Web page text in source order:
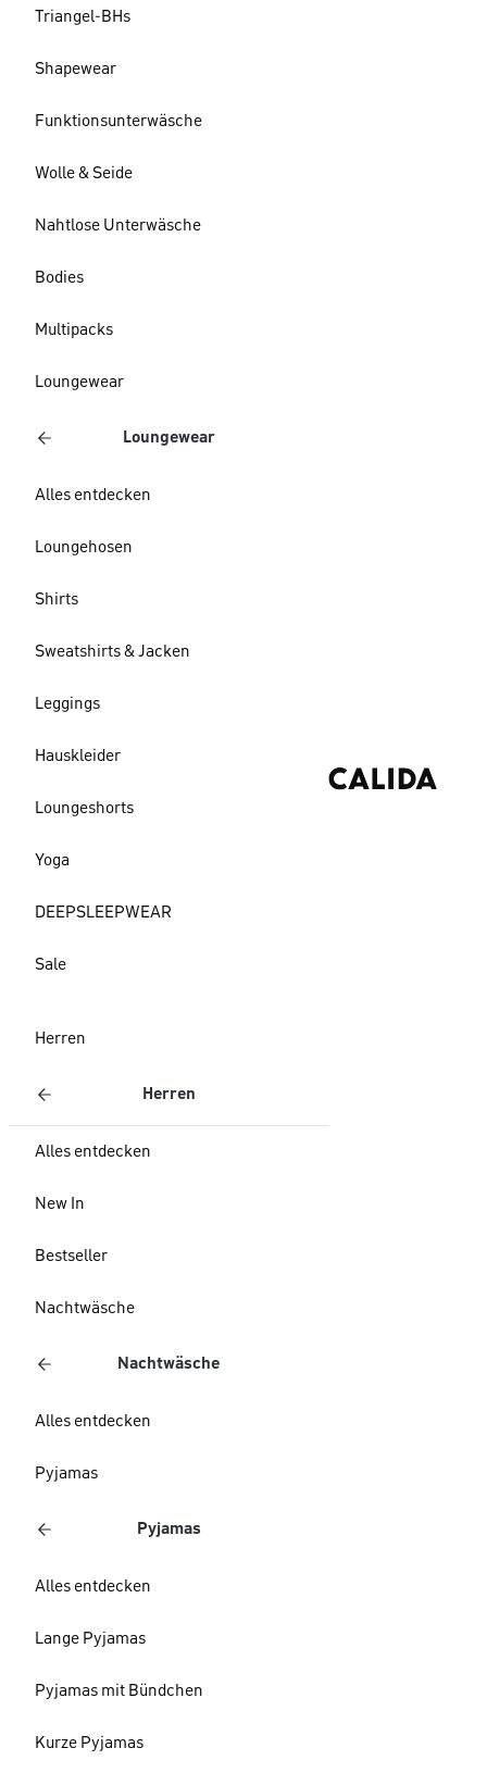
Triangel-BHs
Shapewear
Funktionsunterwäsche
Wolle & Seide
Nahtlose Unterwäsche
Bodies
Multipacks
Loungewear
Loungewear
Alles entdecken
Loungehosen
Shirts
Sweatshirts & Jacken
Leggings
Hauskleider
Loungeshorts
Yoga
DEEPSLEEPWEAR
Sale
Herren
Herren
Alles entdecken
New In
Bestseller
Nachtwäsche
Nachtwäsche
Alles entdecken
Pyjamas
Pyjamas
Alles entdecken
Lange Pyjamas
Pyjamas mit Bündchen
Kurze Pyjamas